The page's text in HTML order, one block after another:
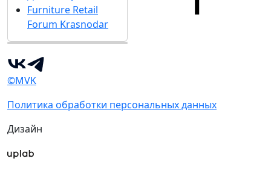
Furniture Retail
Forum Krasnodar
©MVK
Политика обработки персональных данных
Дизайн